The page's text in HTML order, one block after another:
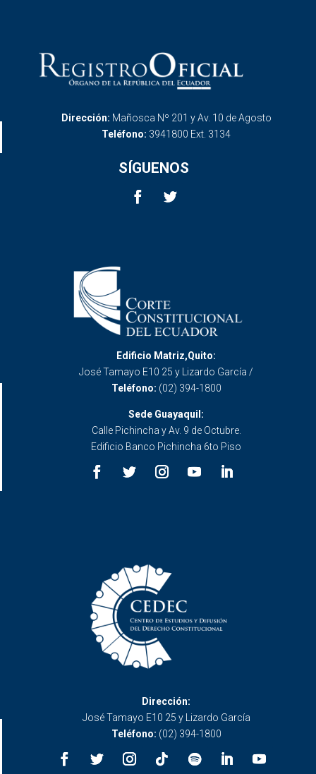
Dirección: Mañosca Nº 201 y Av. 10 de Agosto
Teléfono: 3941800 Ext. 3134
SÍGUENOS
Edificio Matriz,Quito:
José Tamayo E10 25 y Lizardo García /
Teléfono: (02) 394-1800
Sede Guayaquil:
Calle Pichincha y Av. 9 de Octubre.
Edificio Banco Pichincha 6to Piso
Dirección:
José Tamayo E10 25 y Lizardo García
Teléfono: (02) 394-1800